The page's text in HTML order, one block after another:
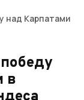
над Карпатами
в